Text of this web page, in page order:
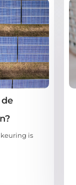
keuring is